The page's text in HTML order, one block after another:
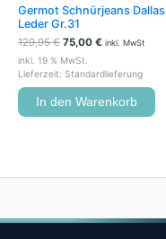
Germot Schnürjeans Dallas
Leder Gr.31
129,95€ 75,00 € inkl. MwSt
inkl. 19 % MwSt.
Lieferzeit: Standardlieferung
In den Warenkorb